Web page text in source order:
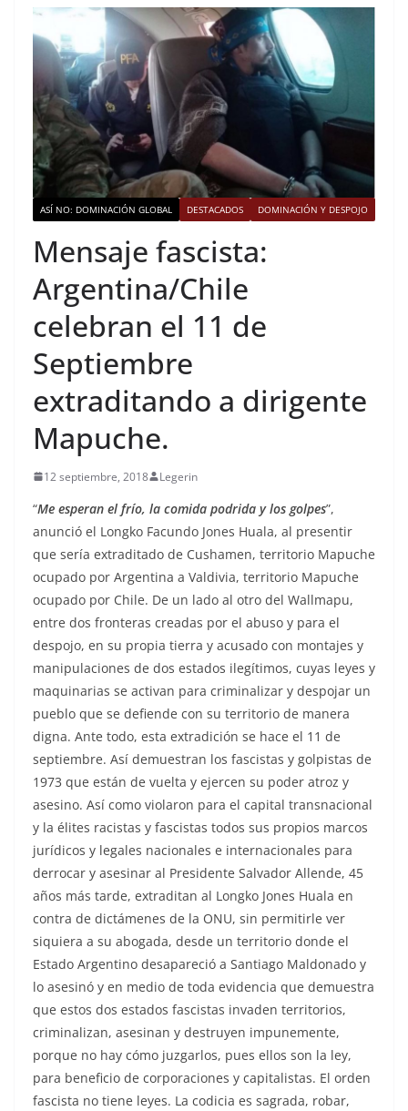
ASÍ NO: DOMINACIÓN GLOBAL DESTACADOS DOMINACIÓN Y DESPOJO
Mensaje fascista:
Argentina/Chile
celebran el 11 de
Septiembre
extraditando a dirigente
Mapuche.
12 septiembre, 2018 Legerin
“Me esperan el frío, la comida podrida y los golpes”,
anunció el Longko Facundo Jones Huala, al presentir
que sería extraditado de Cushamen, territorio Mapuche
ocupado por Argentina a Valdivia, territorio Mapuche
ocupado por Chile. De un lado al otro del Wallmapu,
entre dos fronteras creadas por el abuso y para el
despojo, en su propia tierra y acusado con montajes y
manipulaciones de dos estados ilegítimos, cuyas leyes y
maquinarias se activan para criminalizar y despojar un
pueblo que se defiende con su territorio de manera
digna. Ante todo, esta extradición se hace el 11 de
septiembre. Así demuestran los fascistas y golpistas de
1973 que están de vuelta y ejercen su poder atroz y
asesino. Así como violaron para el capital transnacional
y la élites racistas y fascistas todos sus propios marcos
jurídicos y legales nacionales e internacionales para
derrocar y asesinar al Presidente Salvador Allende, 45
años más tarde, extraditan al Longko Jones Huala en
contra de dictámenes de la ONU, sin permitirle ver
siquiera a su abogada, desde un territorio donde el
Estado Argentino desapareció a Santiago Maldonado y
lo asesinó y en medio de toda evidencia que demuestra
que estos dos estados fascistas invaden territorios,
criminalizan, asesinan y destruyen impunemente,
porque no hay cómo juzgarlos, pues ellos son la ley,
para beneficio de corporaciones y capitalistas. El orden
fascista no tiene leyes. La codicia es sagrada, robar,